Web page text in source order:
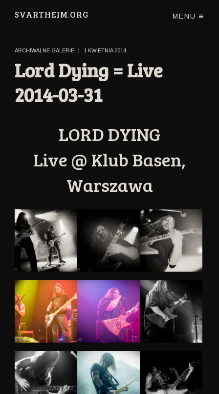
SVARTHEIM.ORG MENU
ARCHIWALNE GALERIE 1 KWIETNIA 2014
Lord Dying = Live
2014-03-31
LORD DYING
Live @ Klub Basen,
Warszawa